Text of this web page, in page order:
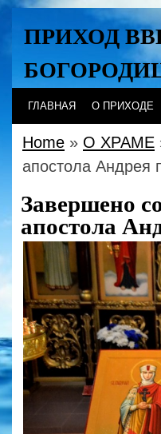
ПРИХОД
Хабаровск
ГЛАВНАЯ О ПРИХОДЕ
Home » О ХРАМЕ
апостола Андрея
Завершено
апостола